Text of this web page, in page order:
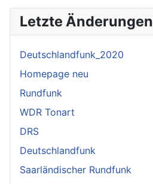
Letzte Änderungen
Deutschlandfunk_2020
Homepage neu
Rundfunk
WDR Tonart
DRS
Deutschlandfunk
Saarländischer Rundfunk